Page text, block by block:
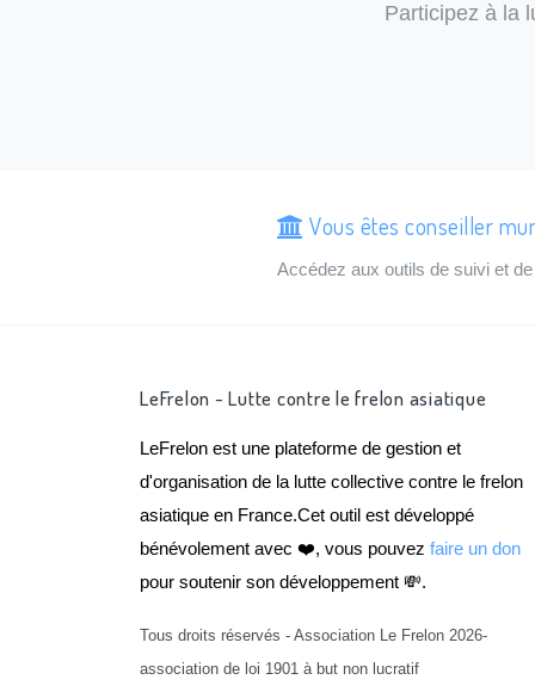
Participez à la
Vous êtes conseiller
Accédez aux outils de suivi et
LeFrelon - Lutte contre le frelon asiatique
LeFrelon est une plateforme de gestion et
d'organisation de la lutte collective contre le frelon
asiatique en France.Cet outil est développé
bénévolement avec ❤️, vous pouvez faire un don
pour soutenir son développement 💸.
Tous droits réservés - Association Le Frelon 2026-
association de loi 1901 à but non lucratif